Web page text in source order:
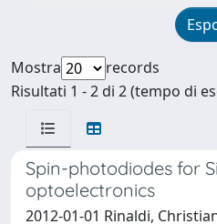
Mostra
records
Risultati 1 - 2 di 2 (tempo di
Spin-photodiodes for
optoelectronics
2012-01-01 Rinaldi,